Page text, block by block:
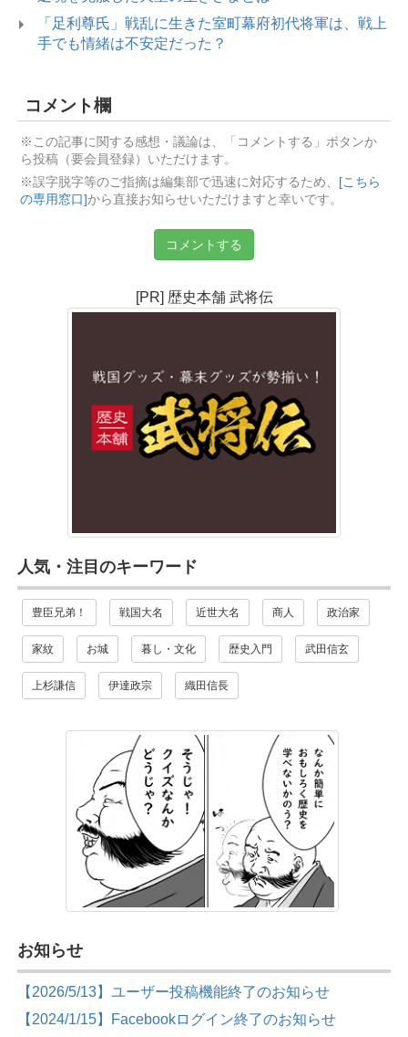
「足利尊氏」戦乱に生きた室町幕府初代将軍は、戦上
手でも情緒は不安定だった？
コメント欄
※この記事に関する感想・議論は、「コメントする」ボタンか
ら投稿（要会員登録）いただけます。
※誤字脱字等のご指摘は編集部で迅速に対応するため、
[こちら
の専用窓口]から直接お知らせいただけますと幸いです。
コメントする
[PR] 歴史本舗 武将伝
人気・注目のキーワード
豊臣兄弟！ 戦国大名 近世大名 商人 政治家
家紋 お城 暮し・文化 歴史入門 武田信玄
上杉謙信 伊達政宗 織田信長
お知らせ
【2026/5/13】ユーザー投稿機能終了のお知らせ
【2024/1/15】Facebookログイン終了のお知らせ